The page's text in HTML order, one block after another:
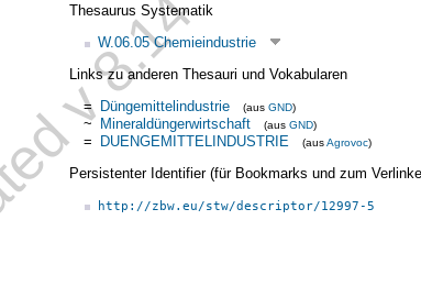
Thesaurus Systematik
W.06.05 Chemieindustrie
Links zu anderen Thesauri und Vokabularen
= Düngemittelindustrie (aus GND)
~ Mineraldüngerwirtschaft (aus GND)
= DUENGEMITTELINDUSTRIE (ausAgrovoc)
Persistenter Identifier (für Bookmarks und zum
http://zbw.eu/stw/descriptor/12997-5